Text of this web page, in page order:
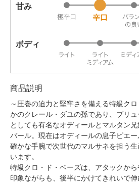
甘み
ボディ
商品説明
～圧巻の迫力と堅牢さを備える特級ク
かのクレール・ダユの孫であり、ブリ
としても有名なオディールとマルタン
バール。現在はオディールの息子ピエ
確かな手腕で次世代のマルサネを担う
います。
特級クロ・ド・ベーズは、アタックか
印象ながらも、後半にかけてきれいで